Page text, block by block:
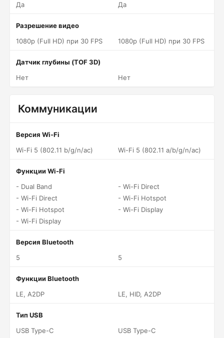
Да
Да
Разрешение видео
1080p (Full HD) при 30 FPS
1080p (Full HD) при 30 FPS
Датчик глубины (TOF 3D)
Нет
Нет
Коммуникации
Версия Wi-Fi
Wi-Fi 5 (802.11 b/g/n/ac)
Wi-Fi 5 (802.11 a/b/g/n/ac)
Функции Wi-Fi
- Dual Band
- Wi-Fi Direct
- Wi-Fi Hotspot
- Wi-Fi Display
- Wi-Fi Direct
- Wi-Fi Hotspot
- Wi-Fi Display
Версия Bluetooth
5
5
Функции Bluetooth
LE, A2DP
LE, HID, A2DP
Тип USB
USB Type-C
USB Type-C